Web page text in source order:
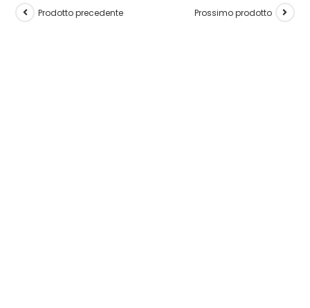
Prodotto precedente Prossimo prodotto